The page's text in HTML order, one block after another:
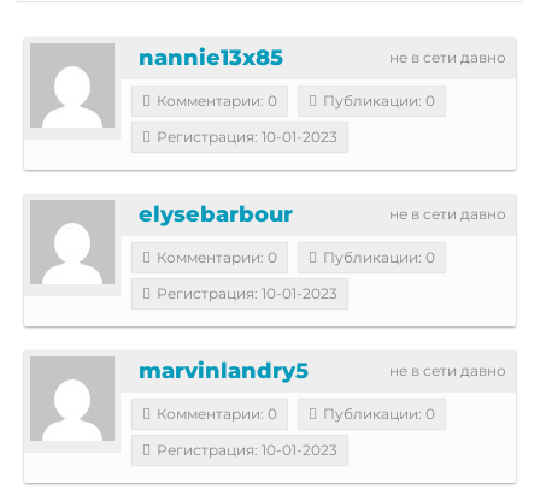
не в сети давно
nannie13x85
Комментарии: 0
Публикации: 0
Регистрация: 10-01-2023
не в сети давно
elysebarbour
Комментарии: 0
Публикации: 0
Регистрация: 10-01-2023
не в сети давно
marvinlandry5
Комментарии: 0
Публикации: 0
Регистрация: 10-01-2023